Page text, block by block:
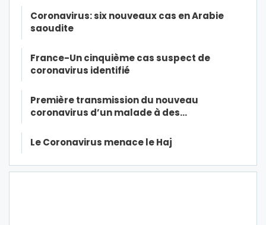
Coronavirus: six nouveaux cas en Arabie
saoudite
France-Un cinquième cas suspect de
coronavirus identifié
Première transmission du nouveau
coronavirus d’un malade à des…
Le Coronavirus menace le Haj